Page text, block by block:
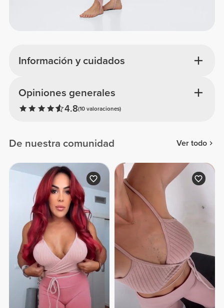
Información y cuidados
Opiniones generales
4.8(10 valoraciones)
De nuestra comunidad Ver todo